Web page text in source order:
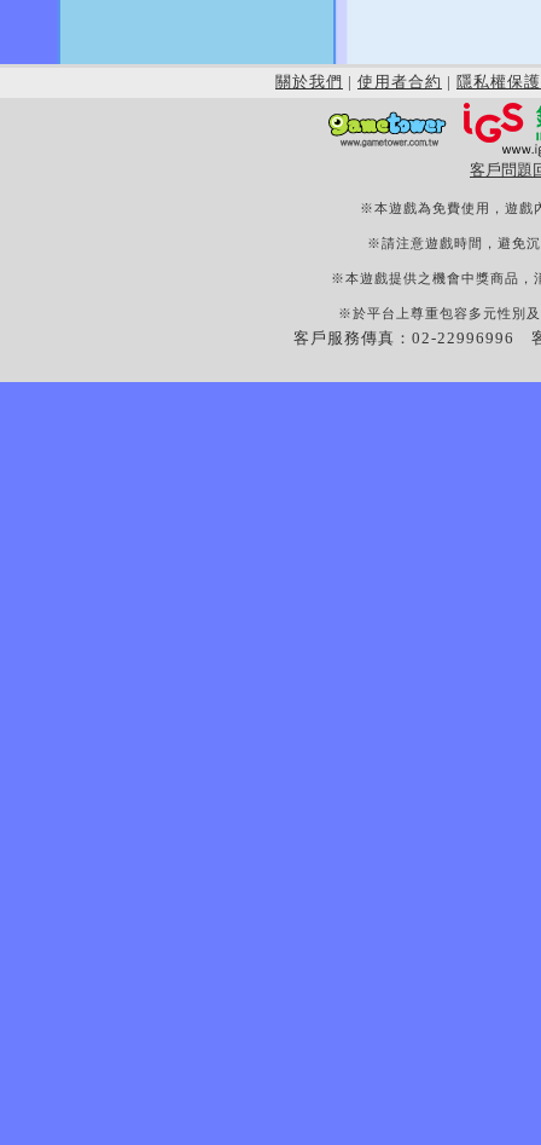
關於我們 | 使用者合約 | 隱私權保護
客戶問題
※本遊戲為免費使用，遊戲
※請注意遊戲時間，避免
※本遊戲提供之機會中獎商品，
※於平台上尊重包容多元性別
客戶服務傳真：02-22996996